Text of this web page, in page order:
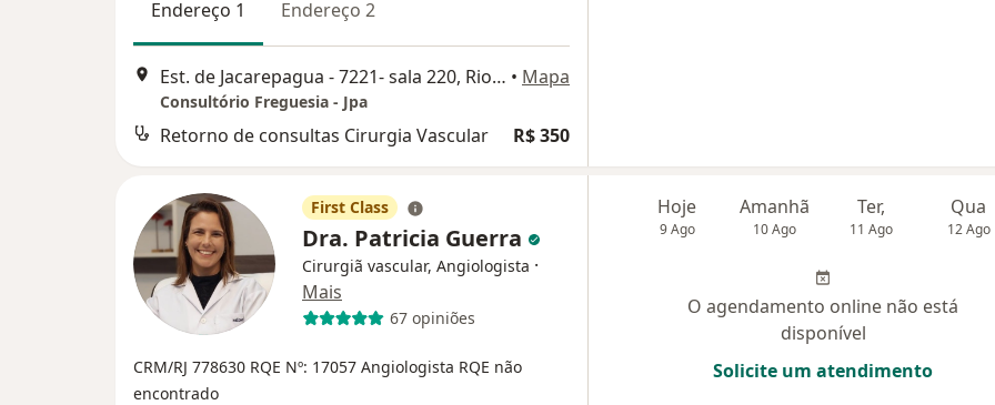
Endereço 1 Endereço 2
Est. de Jacarepagua - 7221- sala 220, Rio de Janeiro • Mapa
Consultório Freguesia - Jpa
Retorno de consultas Cirurgia Vascular R$ 350
First Class
Dra. Patricia Guerra
Cirurgiã vascular, Angiologista ·
Mais
67 opiniões
CRM/RJ 778630 RQE Nº: 17057 Angiologista RQE não
encontrado
Hoje
9 Ago
Amanhã
10 Ago
Ter,
11 Ago
Qua
12 Ago
O agendamento online não está
disponível
Solicite um atendimento